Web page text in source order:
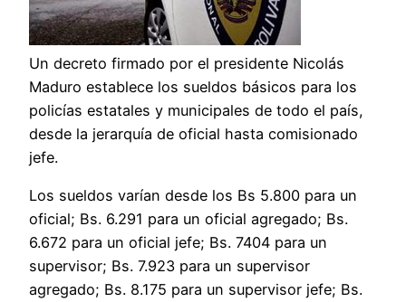
Un decreto firmado por el presidente Nicolás
Maduro establece los sueldos básicos para los
policías estatales y municipales de todo el país,
desde la jerarquía de oficial hasta comisionado
jefe.
Los sueldos varían desde los Bs 5.800 para un
oficial; Bs. 6.291 para un oficial agregado; Bs.
6.672 para un oficial jefe; Bs. 7404 para un
supervisor; Bs. 7.923 para un supervisor
agregado; Bs. 8.175 para un supervisor jefe; Bs.